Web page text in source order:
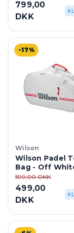
799,00
DKK
-17%
Wilson
Wilson Padel
Bag - Off
599,00 DKK
499,00
DKK